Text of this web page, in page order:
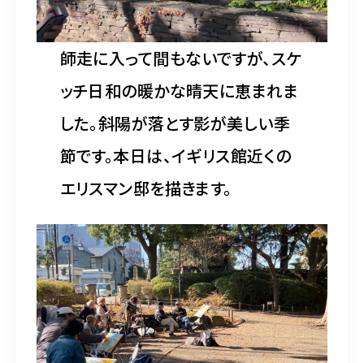
師走に入って間もないですが、スケ
ッチ日和の暖かな晴天に恵まれま
した。斜陽が落とす影が美しい季
節です。本日は、イギリス館近くの
エリスマン邸を描きます。
MEMBER
塾生専用
体験レッスンの申込み
取材・制作のご依頼 作品購入